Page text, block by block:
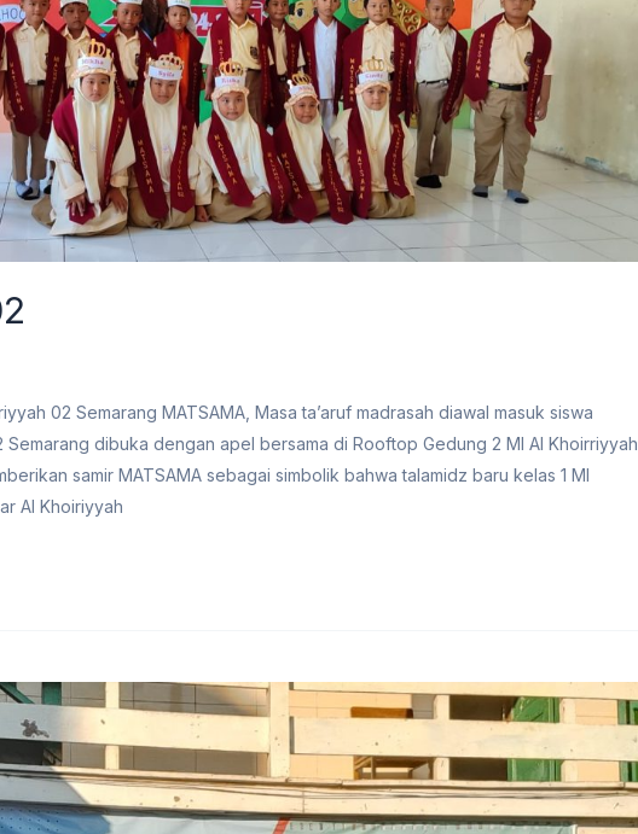
02 Semarang MATSAMA, Masa ta’aruf madrasah diawal masuk siswa
Semarang dibuka dengan apel bersama di Rooftop Gedung 2 MI Al Khoirriyyah
samir MATSAMA sebagai simbolik bahwa talamidz baru kelas 1 MI
Al Khoiriyyah